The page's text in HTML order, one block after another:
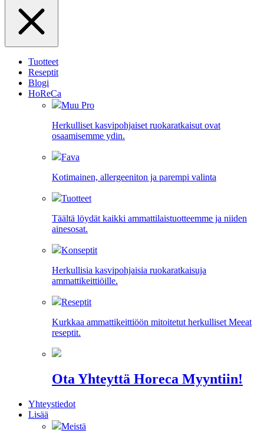
Tuotteet
Reseptit
Blogi
HoReCa
Muu Pro
Herkulliset kasvipohjaiset ruokaratkaisut ovat
osaamisemme ydin.
Fava
Kotimainen, allergeeniton ja parempi valinta
Tuotteet
Täältä löydät kaikki ammattilaistuotteemme ja niiden
ainesosat.
Konseptit
Herkullisia kasvipohjaisia ruokaratkaisuja
ammattikeittiöille.
Reseptit
Kurkkaa ammattikeittiöön mitoitetut herkulliset Meeat
reseptit.
Ota Yhteyttä Horeca Myyntiin!
Yhteystiedot
Lisää
Meistä